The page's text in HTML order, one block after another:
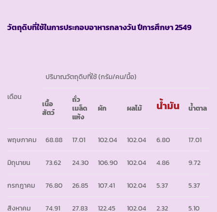
วัตถุดิบที่ใช้ในการประกอบอาหารกลางวัน ปีการศึกษา2549
เดือน
ปริมาณวัตถุดิบที่ใช้ (กรัม/คน/มื้อ)
เนื้อ
สัตว์
ถั่ว
เมล็ด
แห้ง
ผัก ผลไม้ น้ำมัน น้ำตาล
พฤษภาคม 68.88 17.01 102.04 102.04 6.80 17.01
มิถุนายน 73.62 24.30 106.90 102.04 4.86 9.72
กรกฎาคม 76.80 26.85 107.41 102.04 5.37 5.37
สิงหาคม 74.91 27.83 122.45 102.04 2.32 5.10